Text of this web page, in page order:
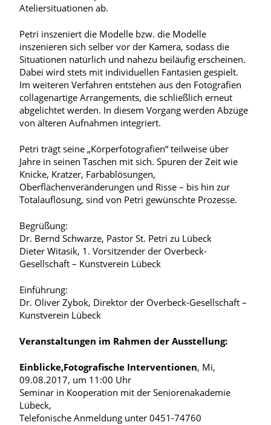
Ateliersituationen ab.
Petri inszeniert die Modelle bzw. die Modelle
inszenieren sich selber vor der Kamera, sodass die
Situationen natürlich und nahezu beiläufig erscheinen.
Dabei wird stets mit individuellen Fantasien gespielt.
Im weiteren Verfahren entstehen aus den Fotografien
collagenartige Arrangements, die schließlich erneut
abgelichtet werden. In diesem Vorgang werden Abzüge
von älteren Aufnahmen integriert.
Petri trägt seine „Körperfotografien“ teilweise über
Jahre in seinen Taschen mit sich. Spuren der Zeit wie
Knicke, Kratzer, Farbablösungen,
Oberflächenveränderungen und Risse – bis hin zur
Totalauflösung, sind von Petri gewünschte Prozesse.
Begrüßung:
Dr. Bernd Schwarze, Pastor St. Petri zu Lübeck
Dieter Witasik, 1. Vorsitzender der Overbeck-
Gesellschaft – Kunstverein Lübeck
Einführung:
Dr. Oliver Zybok, Direktor der Overbeck-Gesellschaft –
Kunstverein Lübeck
Veranstaltungen im Rahmen der Ausstellung:
Einblicke,Fotografische Interventionen, Mi,
09.08.2017, um 11:00 Uhr
Seminar in Kooperation mit der Seniorenakademie
Lübeck,
Telefonische Anmeldung unter 0451-74760